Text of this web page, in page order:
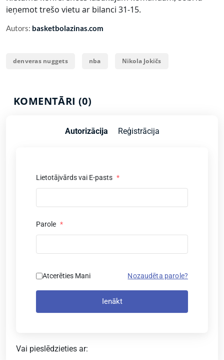
ieņemot trešo vietu ar bilanci 31-15.
Autors: basketbolazinas.com
denveras nuggets nba Nikola Jokičs
KOMENTĀRI (0)
Autorizācija Reģistrācija
Lietotājvārds vai E-pasts *
Parole *
Atcerēties Mani Nozaudēta parole?
Ienākt
Vai pieslēdzieties ar: